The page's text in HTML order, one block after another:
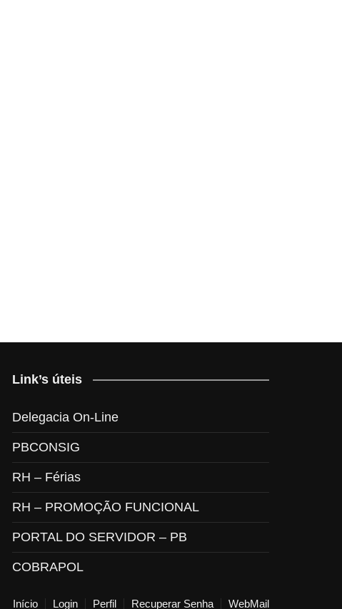
Link’s úteis
Delegacia On-Line
PBCONSIG
RH – Férias
RH – PROMOÇÃO FUNCIONAL
PORTAL DO SERVIDOR – PB
COBRAPOL
Início Login Perfil Recuperar Senha WebMail